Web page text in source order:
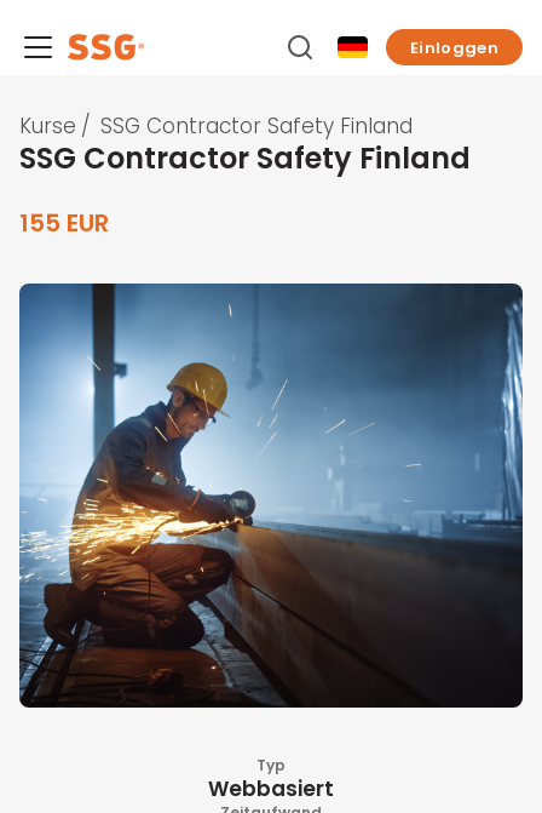
Einloggen
Kurse / SSG Contractor Safety Finland
SSG Contractor Safety Finland
155 EUR
Typ
Webbasiert